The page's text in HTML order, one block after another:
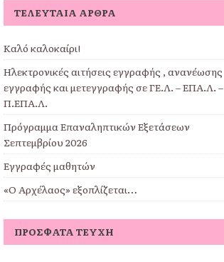
ΤΕΛΕΥΤΑΊΑ ΆΡΘΡΑ
Καλό καλοκαίρι!
Ηλεκτρονικές αιτήσεις εγγραφής , ανανέωσης
εγγραφής και μετεγγραφής σε ΓΕ.Λ. – ΕΠΑ.Λ. –
Π.ΕΠΑ.Λ.
Πρόγραμμα Επαναληπτικών Εξετάσεων
Σεπτεμβρίου 2026
Εγγραφές μαθητών
«Ο Αρχέλαος» εξοπλίζεται…
ΠΡΌΣΦΑΤΑ ΤΕΎΧΗ